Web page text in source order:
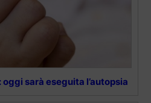
sarà eseguita l’autopsia